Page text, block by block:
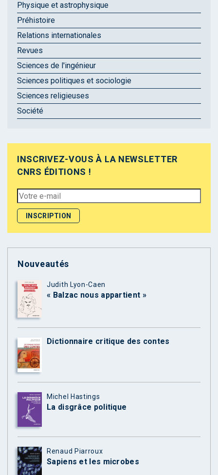
Physique et astrophysique
Préhistoire
Relations internationales
Revues
Sciences de l'ingénieur
Sciences politiques et sociologie
Sciences religieuses
Société
INSCRIVEZ-VOUS À LA NEWSLETTER
CNRS ÉDITIONS !
Nouveautés
Judith Lyon-Caen
« Balzac nous appartient »
Dictionnaire critique des contes
Michel Hastings
La disgrâce politique
Renaud Piarroux
Sapiens et les microbes